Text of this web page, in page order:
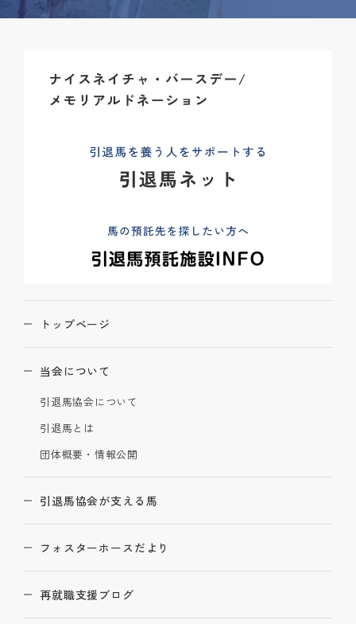
トップページ
当会について
引退馬協会について
引退馬とは
団体概要・情報公開
引退馬協会が支える馬
フォスターホースだより
再就職支援ブログ